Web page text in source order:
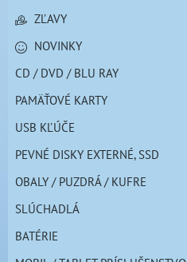
ZĽAVY
NOVINKY
CD / DVD / BLU RAY
PAMÄŤOVÉ KARTY
USB KĽÚČE
PEVNÉ DISKY EXTERNÉ, SSD
OBALY / PUZDRÁ / KUFRE
SLÚCHADLÁ
BATÉRIE